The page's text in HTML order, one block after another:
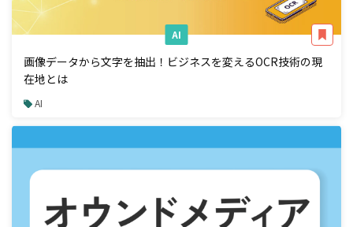
AI
画像データから文字を抽出！ビジネスを変えるOCR技術の現
在地とは
AI